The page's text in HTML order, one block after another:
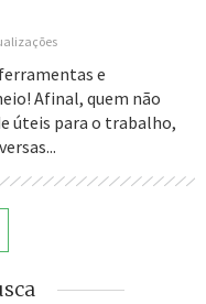
e
Afinal, quem não
úteis para o trabalho,